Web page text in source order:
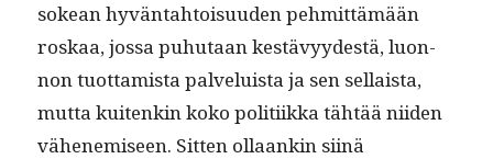
sokean hyvän­tah­toisu­u­den pehmit­tämään
roskaa, jos­sa puhutaan kestävyy­destä, luon­
non tuot­tamista palveluista ja sen sel­l­aista,
mut­ta kuitenkin koko poli­ti­ik­ka tähtää niiden
vähen­e­miseen. Sit­ten ollaankin siinä